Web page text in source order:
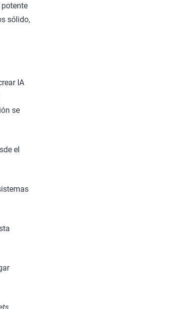
sólido,
IA
se
el